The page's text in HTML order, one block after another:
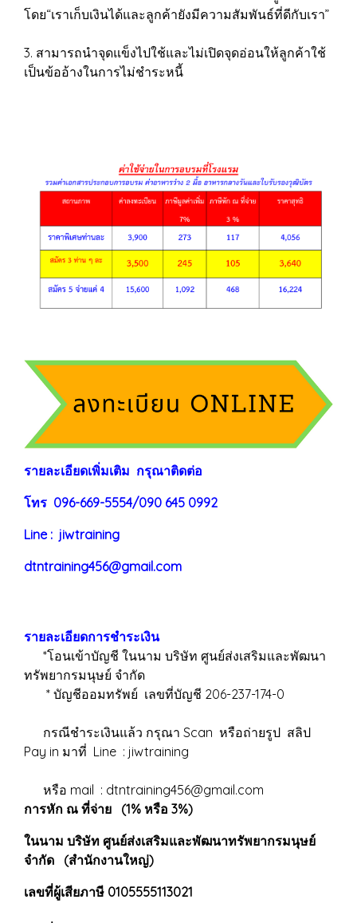
โดย“เราเก็บเงินได้และลูกค้ายังมีความสัมพันธ์ที่ดีกับเรา”
3. สามารถนำจุดแข็งไปใช้และไม่เปิดจุดอ่อนให้ลูกค้าใช้
เป็นข้ออ้างในการไม่ชำระหนี้
รายละเอียดเพิ่มเติม กรุณาติดต่อ
โทร 096-669-5554/090 645 0992
Line : jiwtraining
dtntraining456@gmail.com
รายละเอียดการชำระเงิน
*โอนเข้าบัญชี ในนาม บริษัท ศูนย์ส่งเสริมและพัฒนา
ทรัพยากรมนุษย์ จำกัด
* บัญชีออมทรัพย์ เลขที่บัญชี 206-237-174-0
กรณีชำระเงินแล้ว กรุณา Scan หรือถ่ายรูป สลิป
Pay in มาที่ Line : jiwtraining
หรือ mail : dtntraining456@gmail.com
การหัก ณ ที่จ่าย (1% หรือ 3%)
ในนาม บริษัท ศูนย์ส่งเสริมและพัฒนาทรัพยากรมนุษย์
จำกัด (สำนักงานใหญ่)
เลขที่ผู้เสียภาษี 0105555113021